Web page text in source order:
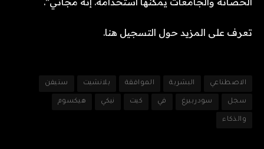
تعرف على المزيد حول التسجيل هنا.
الاصطناعي البشرية الموافقة بلانشيت ستيفن
سجل سودربيرغ في كيت نيكي هيكسوم
والذكاء